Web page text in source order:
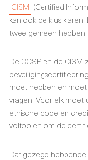
CISM (Certified
kan ook de klus
twee gemeen hebben:
De CCSP en de CISM
moet hebben en moet
vragen. Voor elk
ethische code en
voltooien om de
Dat gezegd